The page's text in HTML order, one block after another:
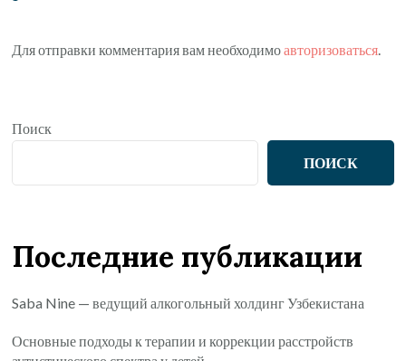
Для отправки комментария вам необходимоавторизоваться.
Поиск
ПОИСК
Последние публикации
Saba Nine — ведущий алкогольный холдинг Узбекистана
Основные подходы к терапии и коррекции расстройств